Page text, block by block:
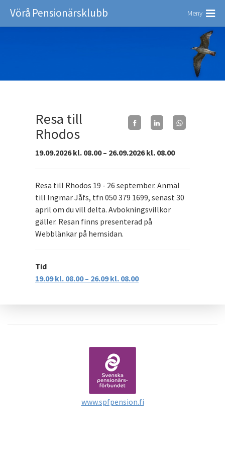
Vörå Pensionärsklubb Meny
Resa till
Rhodos
19.09.2026 kl. 08.00 – 26.09.2026 kl. 08.00
Resa till Rhodos 19 - 26 september. Anmäl
till Ingmar Jåfs, tfn 050 379 1699, senast 30
april om du vill delta. Avbokningsvillkor
gäller. Resan finns presenterad på
Webblänkar på hemsidan.
Tid
19.09 kl. 08.00 – 26.09 kl. 08.00
www.spfpension.fi